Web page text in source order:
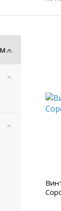
Подбор по параметрам